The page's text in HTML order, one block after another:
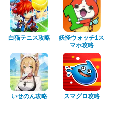
白猫テニス攻略
妖怪ウォッチ1ス
マホ攻略
いせのん攻略 スマグロ攻略